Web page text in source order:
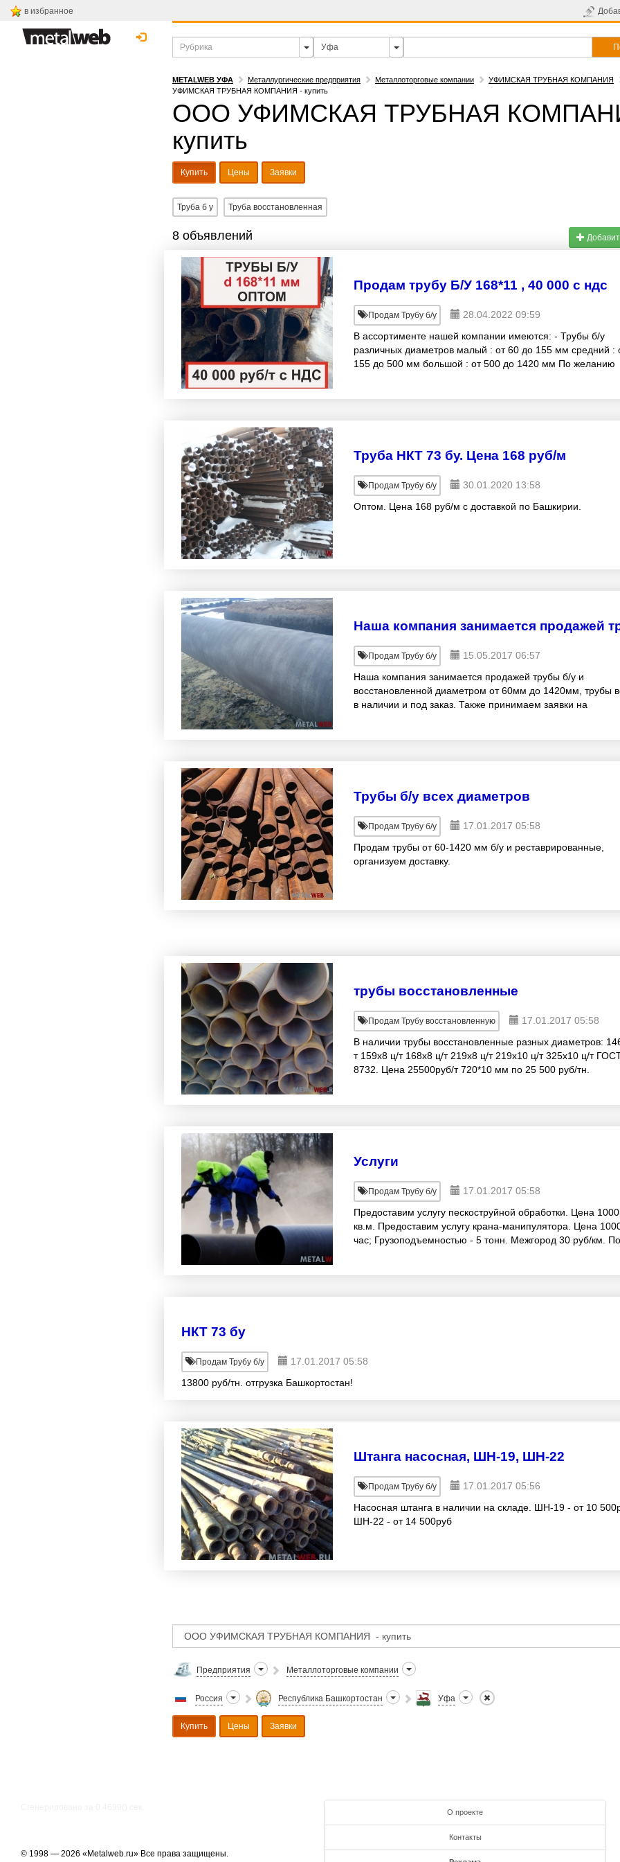
в избранное
METALWEB УФА Металлургические предприятия Металлоторговые компании
УФИМСКАЯ ТРУБНАЯ КОМПАНИЯ
УФИМСКАЯ ТРУБНАЯ КОМПАНИЯ - купить
ООО УФИМСКАЯ ТРУБНАЯ
купить
Купить Цены Заявки
Труба б у Труба восстановленная
8 объявлений
Продам трубу Б/У 168*11 , 40 000 с ндс
Продам Трубу б/у
28.04.2022 09:59
В ассортименте нашей компании имеются: - Трубы б/у
различных диаметров малый : от 60 до 155 мм средний :
155 до 500 мм большой : от 500 до 1420 мм По желанию
Труба НКТ 73 бу. Цена 168 руб/м
Продам Трубу б/у
30.01.2020 13:58
Оптом. Цена 168 руб/м с доставкой по Башкирии.
Наша компания занимается продажей
Продам Трубу б/у
15.05.2017 06:57
Наша компания занимается продажей трубы б/у и
восстановленной диаметром от 60мм до 1420мм, трубы
в наличии и под заказ. Также принимаем заявки на
Трубы б/у всех диаметров
Продам Трубу б/у
17.01.2017 05:58
Продам трубы от 60-1420 мм б/у и реставрированные,
организуем доставку.
трубы восстановленные
Продам Трубу восстановленную
17.01.2017 05:58
В наличии трубы восстановленные разных диаметров:
т 159х8 ц/т 168х8 ц/т 219х8 ц/т 219х10 ц/т 325х10 ц/т
8732. Цена 25500руб/т 720*10 мм по 25 500 руб/тн.
Услуги
Продам Трубу б/у
17.01.2017 05:58
Предоставим услугу пескоструйной обработки. Цена
кв.м. Предоставим услугу крана-манипулятора. Цена
час; Грузоподъемностью - 5 тонн. Межгород 30 руб/км. По
НКТ 73 бу
Продам Трубу б/у
17.01.2017 05:58
13800 руб/тн. отгрузка Башкортостан!
Штанга насосная, ШН-19, ШН-22
Продам Трубу б/у
17.01.2017 05:56
Насосная штанга в наличии на складе. ШН-19 - от 10
ШН-22 - от 14 500руб
Предприятия Металлоторговые компании
Россия Республика Башкортостан Уфа
Купить Цены Заявки
© 1998 — 2026 «Metalweb.ru» Все права защищены.
О проекте
Контакты